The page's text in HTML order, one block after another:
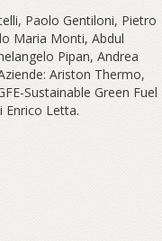
Paolo Gentiloni, Pietro
Maria Monti, Abdul
Pipan, Andrea
Ariston Thermo,
Sustainable Green Fuel
Enrico Letta.